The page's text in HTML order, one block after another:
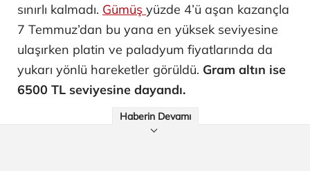
sınırlı kalmadı. Gümüş yüzde 4’ü aşan kazançla
7 Temmuz’dan bu yana en yüksek seviyesine
ulaşırken platin ve paladyum fiyatlarında da
yukarı yönlü hareketler görüldü. Gram altın ise
6500 TL seviyesine dayandı.
Haberin Devamı